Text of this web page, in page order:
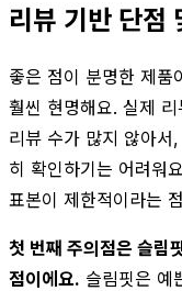
리뷰 기반 단점
좋은 점이 분명한 제품
훨씬 현명해요. 실제
리뷰 수가 많지 않아서
히 확인하기는 어려워
표본이 제한적이라는
첫 번째 주의점은 슬림
점이에요. 슬림핏은 예